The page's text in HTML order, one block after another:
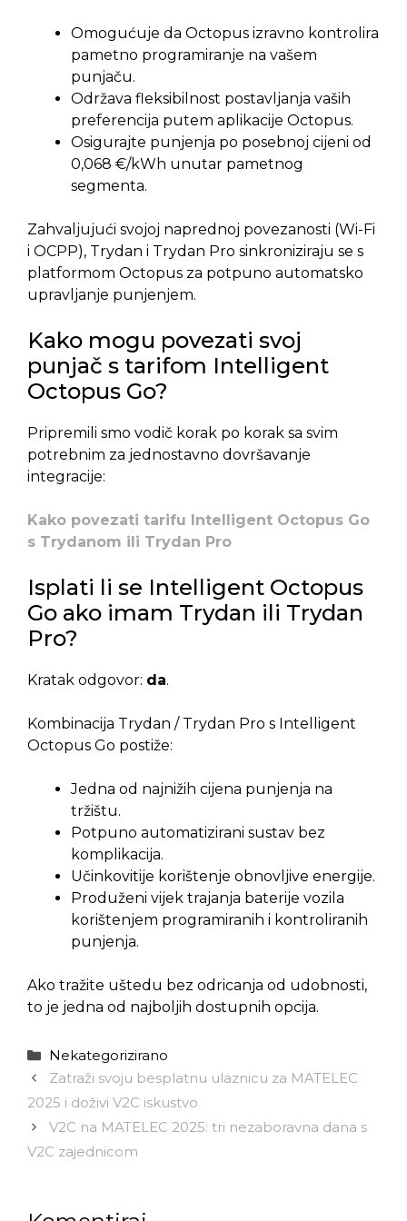
Omogućuje da Octopus izravno kontrolira
pametno programiranje na vašem
punjaču.
Održava fleksibilnost postavljanja vaših
preferencija putem aplikacije Octopus.
Osigurajte punjenja po posebnoj cijeni od
0,068 €/kWh unutar pametnog
segmenta.
Zahvaljujući svojoj naprednoj povezanosti (Wi-Fi
i OCPP), Trydan i Trydan Pro sinkroniziraju se s
platformom Octopus za potpuno automatsko
upravljanje punjenjem.
Kako mogu povezati svoj
punjač s tarifom Intelligent
Octopus Go?
Pripremili smo vodič korak po korak sa svim
potrebnim za jednostavno dovršavanje
integracije:
Kako povezati tarifu Intelligent Octopus Go
s Trydanom ili Trydan Pro
Isplati li se Intelligent Octopus
Go ako imam Trydan ili Trydan
Pro?
Kratak odgovor: da.
Kombinacija Trydan / Trydan Pro s Intelligent
Octopus Go postiže:
Jedna od najnižih cijena punjenja na
tržištu.
Potpuno automatizirani sustav bez
komplikacija.
Učinkovitije korištenje obnovljive energije.
Produženi vijek trajanja baterije vozila
korištenjem programiranih i kontroliranih
punjenja.
Ako tražite uštedu bez odricanja od udobnosti,
to je jedna od najboljih dostupnih opcija.
Kategorije
Nekategorizirano
Zatraži svoju besplatnu ulaznicu za MATELEC
2025 i doživi V2C iskustvo
V2C na MATELEC 2025: tri nezaboravna dana s
V2C zajednicom